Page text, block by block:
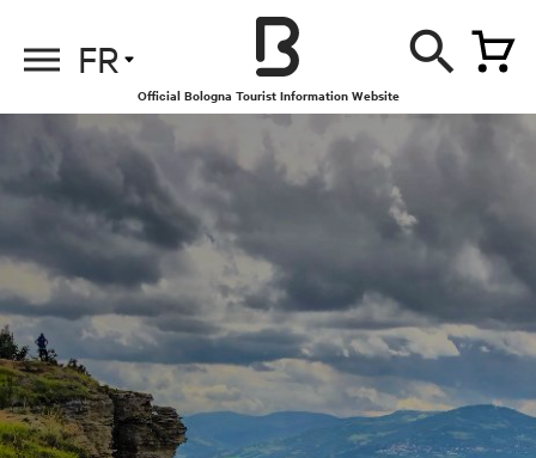
FR
Official Bologna Tourist Information Website